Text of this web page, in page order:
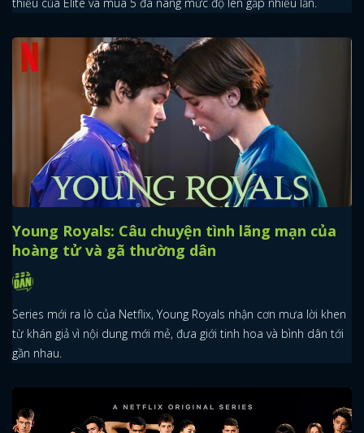
x
ĐĂNG NHẬP
FACEBOOK GOOGLE
Young Royals: Câu chuyện tình lãng mạn của
hoàng tử và gã thường dân
Series mới ra lò của Netflix, Young Royals nhận cơn mưa lời khen
từ khán giả vì nội dung mới mẻ, đưa giới tinh hoa và bình dân tới
gần nhau.